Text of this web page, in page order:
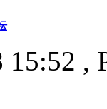
15:52 ,